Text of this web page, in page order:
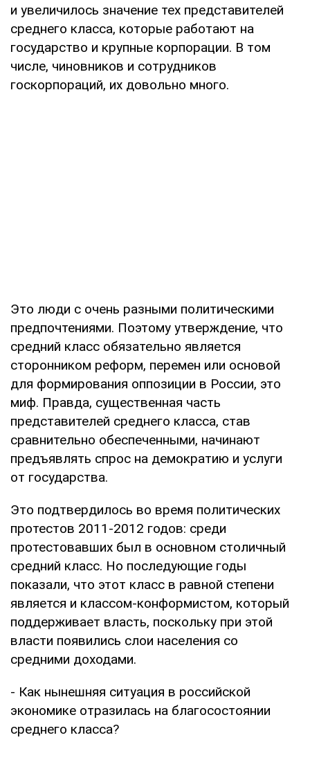
и увеличилось значение тех представителей
среднего класса, которые работают на
государство и крупные корпорации. В том
числе, чиновников и сотрудников
госкорпораций, их довольно много.
Это люди с очень разными политическими
предпочтениями. Поэтому утверждение, что
средний класс обязательно является
сторонником реформ, перемен или основой
для формирования оппозиции в России, это
миф. Правда, существенная часть
представителей среднего класса, став
сравнительно обеспеченными, начинают
предъявлять спрос на демократию и услуги
от государства.
Это подтвердилось во время политических
протестов 2011-2012 годов: среди
протестовавших был в основном столичный
средний класс. Но последующие годы
показали, что этот класс в равной степени
является и классом-конформистом, который
поддерживает власть, поскольку при этой
власти появились слои населения со
средними доходами.
- Как нынешняя ситуация в российской
экономике отразилась на благосостоянии
среднего класса?